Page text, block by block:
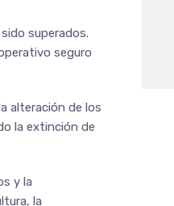
superados.
seguro
alteración de los
la extinción de
y la
la